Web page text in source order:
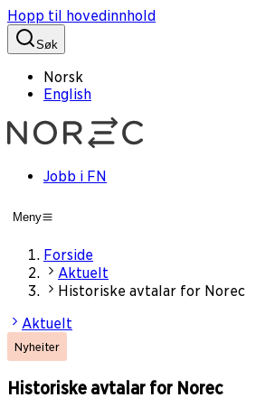
Hopp til hovedinnhold
Søk
Norsk
English
Jobb i FN
Meny
Forside
Aktuelt
Historiske avtalar for Norec
Aktuelt
Nyheiter
Historiske avtalar for Norec